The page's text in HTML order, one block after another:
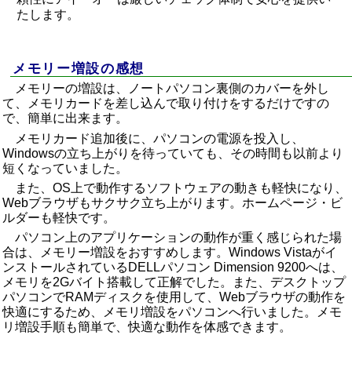
たします。
メモリー増設の感想
メモリーの増設は、ノートパソコン裏側のカバーを外し
て、メモリカードを差し込んで取り付けをするだけですの
で、簡単に出来ます。
メモリカード追加後に、パソコンの電源を投入し、
Windowsの立ち上がりを待っていても、その時間も以前より
短くなっていました。
また、OS上で動作するソフトウェアの動きも軽快になり、
Webブラウザもサクサク立ち上がります。 ホームページ・ビ
ルダー も軽快です。
パソコン上のアプリケーションの動作が重く感じられた場
合は、メモリー増設をおすすめします。Windows Vistaがイ
ンストールされている DELLパソコン Dimension 9200へは、
メモリを2Gバイト搭載して正解でした。また、デスクトップ
パソコンでRAMディスクを使用して、Webブラウザの動作を
快適にするため、
メモリ増設をパソコンへ行いました。メモ
リ増設手順も簡単で、快適な動作を体感できます。